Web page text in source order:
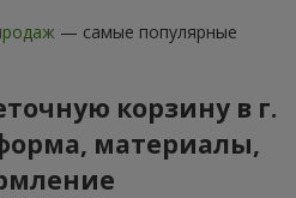
— самые популярные
корзину в г.
материалы,